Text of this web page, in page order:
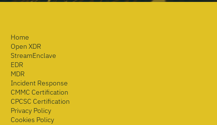
Home
Open XDR
StreamEnclave
EDR
MDR
Incident Response
CMMC Certification
CPCSC Certification
Privacy Policy
Cookies Policy